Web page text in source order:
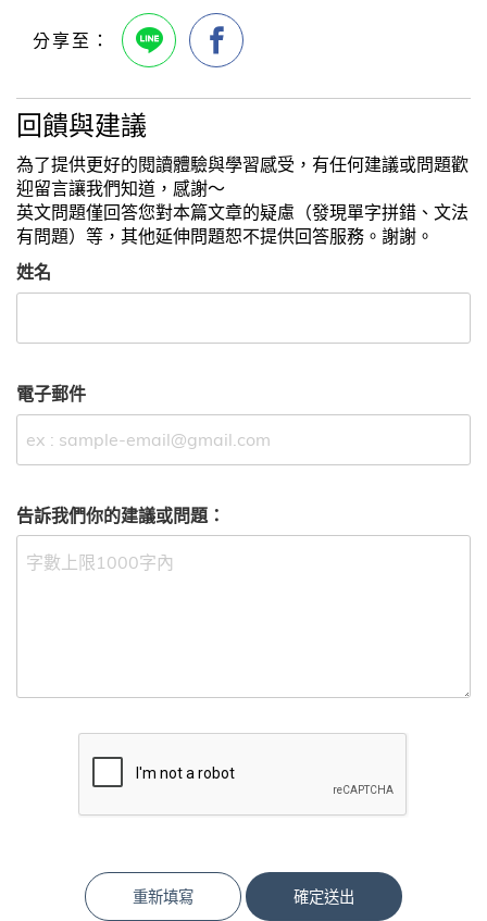
回饋與建議
為了提供更好的閱讀體驗與學習感受，有任何建議或問題歡
迎留言讓我們知道，感謝～
英文問題僅回答您對本篇文章的疑慮（發現單字拼錯、文法
有問題）等，其他延伸問題恕不提供回答服務。謝謝。
姓名
電子郵件
告訴我們你的建議或問題：
重新填寫 確定送出